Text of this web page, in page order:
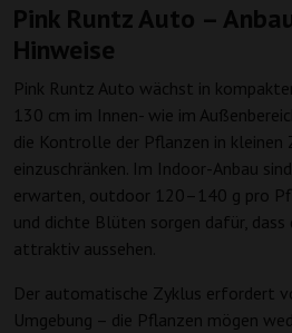
Pink Runtz Auto –
Hinweise
Pink Runtz Auto wächst in
130 cm im Innen- wie im
die Kontrolle der Pflanzen in
einzuschränken. Im Indoor-Anbau
erwarten, outdoor 120–140 g pro
und dichte Blüten sorgen dafür, dass
attraktiv aussehen.
Der automatische Zyklus erfordert
Umgebung – die Pflanzen mögen